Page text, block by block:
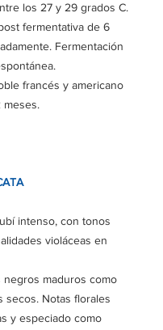
los 27 y 29 grados C.
fermentativa de 6
Fermentación
francés y americano
meses.
intenso, con tonos
violáceas en
negros maduros como
secos. Notas florales
y especiado como